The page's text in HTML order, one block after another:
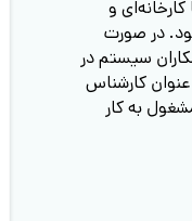
کارخانه‌ای و
در صورت
سیستم در
کارشناس
به کار